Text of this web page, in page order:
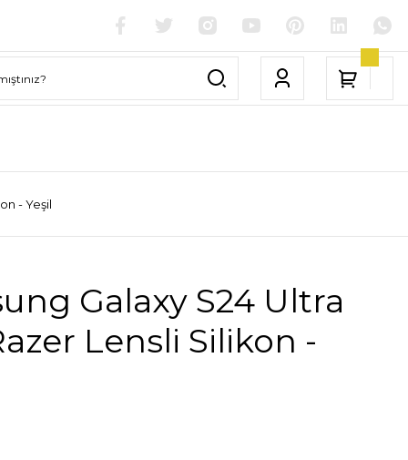
- Yeşil
Galaxy S24 Ultra
Lensli Silikon -